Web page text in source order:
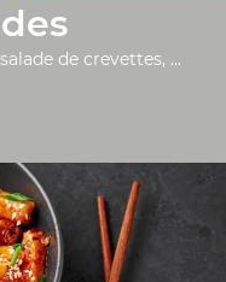
de crevettes, ...